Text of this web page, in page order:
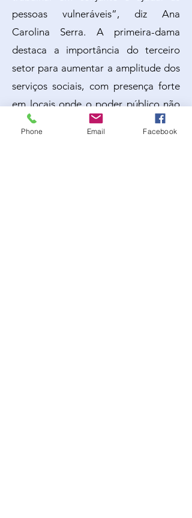
pessoas vulneráveis”, diz Ana
Carolina Serra. A primeira-dama
destaca a importância do terceiro
setor para aumentar a amplitude dos
serviços sociais, com presença forte
em locais onde o poder público não
consegue chegar, e vê na
Phone Email Facebook